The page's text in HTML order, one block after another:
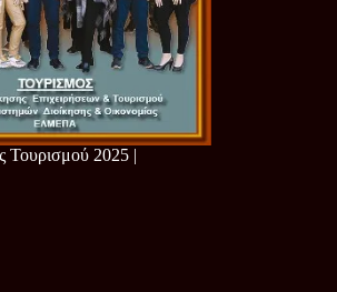
Τουρισμού 2025 |